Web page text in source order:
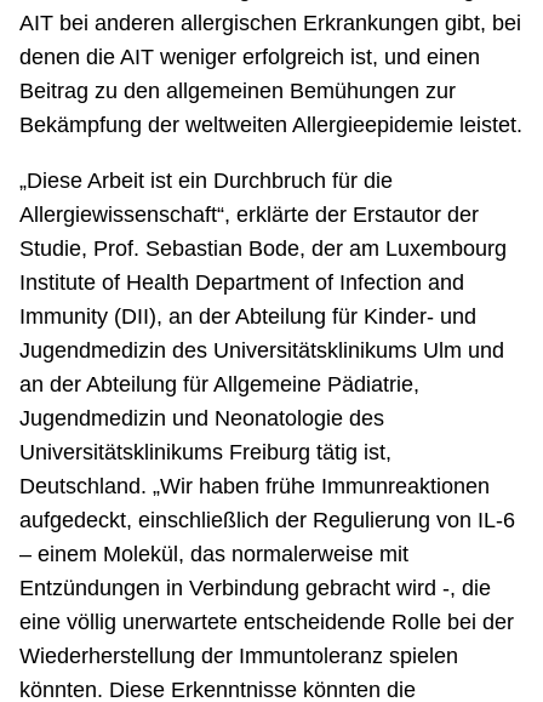
AIT bei anderen allergischen Erkrankungen gibt, bei
denen die AIT weniger erfolgreich ist, und einen
Beitrag zu den allgemeinen Bemühungen zur
Bekämpfung der weltweiten Allergieepidemie leistet.
„Diese Arbeit ist ein Durchbruch für die
Allergiewissenschaft“, erklärte der Erstautor der
Studie, Prof. Sebastian Bode, der am Luxembourg
Institute of Health Department of Infection and
Immunity (DII), an der Abteilung für Kinder- und
Jugendmedizin des Universitätsklinikums Ulm und
an der Abteilung für Allgemeine Pädiatrie,
Jugendmedizin und Neonatologie des
Universitätsklinikums Freiburg tätig ist,
Deutschland. „Wir haben frühe Immunreaktionen
aufgedeckt, einschließlich der Regulierung von IL-6
– einem Molekül, das normalerweise mit
Entzündungen in Verbindung gebracht wird -, die
eine völlig unerwartete entscheidende Rolle bei der
Wiederherstellung der Immuntoleranz spielen
könnten. Diese Erkenntnisse könnten die